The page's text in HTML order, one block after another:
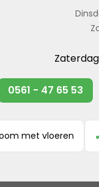
0561 - 47 65 53
met vloeren